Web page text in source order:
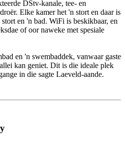
DStv-kanale, tee- en
Elke kamer het 'n stort en daar is
en 'n bad. WiFi is beskikbaar, en
of oor naweke met spesiale
en 'n swembaddek, vanwaar gaste
kan geniet. Dit is die ideale plek
in die sagte Laeveld-aande.